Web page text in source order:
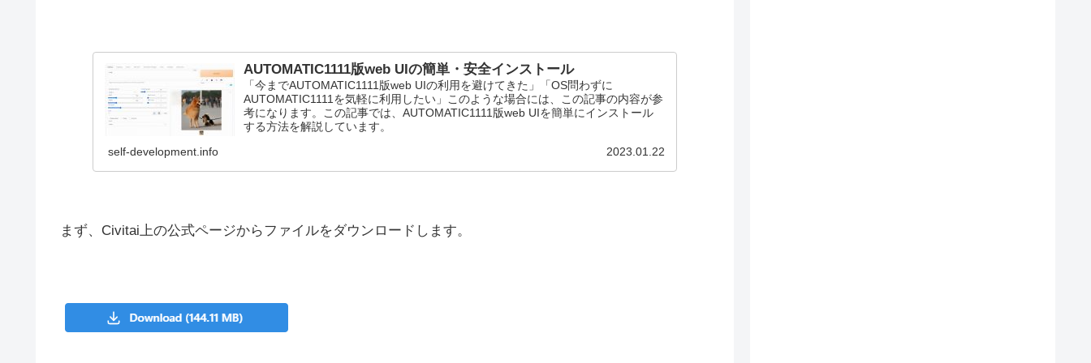
AUTOMATIC1111版web UIの簡単・安全インストール
「今までAUTOMATIC1111版web UIの利用を避けてきた」「OS問わずに
AUTOMATIC1111を気軽に利用したい」このような場合には、この記事の内容が参
考になります。この記事では、AUTOMATIC1111版web UIを簡単にインストール
する方法を解説しています。
self-development.info 2023.01.22
まず、Civitai上の公式ページからファイルをダウンロードします。